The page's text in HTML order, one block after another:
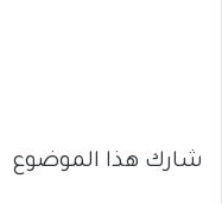
شارك هذا الموضوع